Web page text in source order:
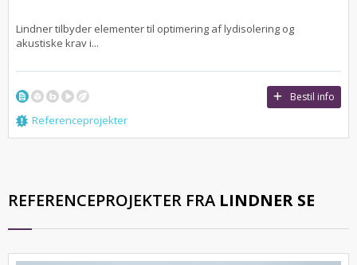
Lindner tilbyder elementer til optimering af lydisolering og
akustiske krav i...
Bestil info
Referenceprojekter
REFERENCEPROJEKTER FRA LINDNER SE